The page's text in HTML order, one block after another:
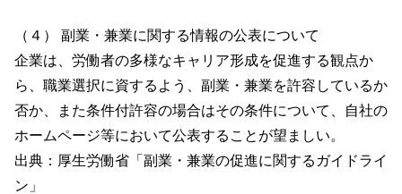
（４） 副業・兼業に関する情報の公表について
企業は、労働者の多様なキャリア形成を促進する観点か
ら、職業選択に資するよう、副業・兼業を許容しているか
否か、また条件付許容の場合はその条件について、自社の
ホームページ等において公表することが望ましい。
出典：厚生労働省「 副業・兼業の促進に関するガイドライ
ン 」